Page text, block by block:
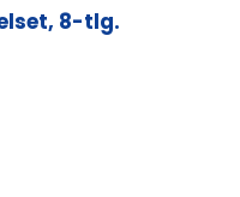
8-tlg.